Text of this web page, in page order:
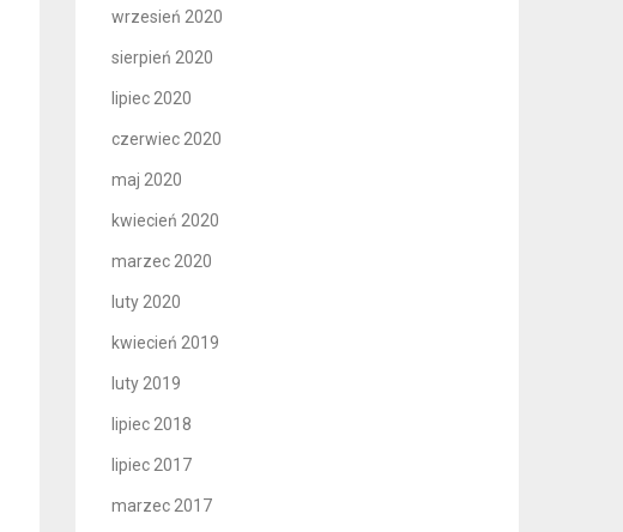
wrzesień 2020
sierpień 2020
lipiec 2020
czerwiec 2020
maj 2020
kwiecień 2020
marzec 2020
luty 2020
kwiecień 2019
luty 2019
lipiec 2018
lipiec 2017
marzec 2017